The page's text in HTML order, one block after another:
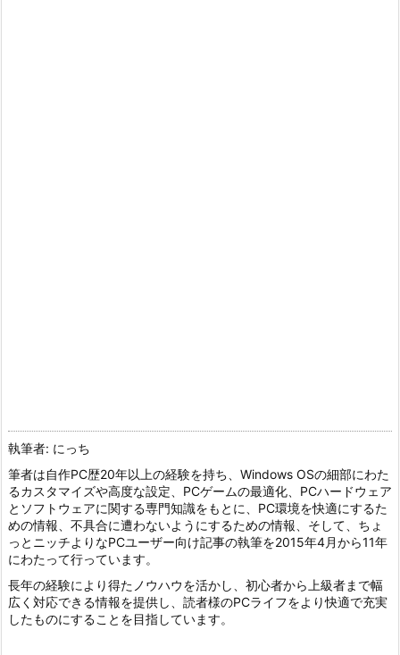
執筆者: にっち
筆者は自作PC歴20年以上の経験を持ち、Windows OSの細部にわた
るカスタマイズや高度な設定、PCゲームの最適化、PCハードウェア
とソフトウェアに関する専門知識をもとに、PC環境を快適にするた
めの情報、不具合に遭わないようにするための情報、そして、ちょ
っとニッチよりなPCユーザー向け記事の執筆を2015年4月から11年
にわたって行っています。
長年の経験により得たノウハウを活かし、初心者から上級者まで幅
広く対応できる情報を提供し、読者様のPCライフをより快適で充実
したものにすることを目指しています。